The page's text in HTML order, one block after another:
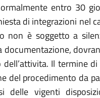
entro 30
di integrazioni nel
non è soggetto a
documentazione,
Il termine
del procedimento da
delle vigenti